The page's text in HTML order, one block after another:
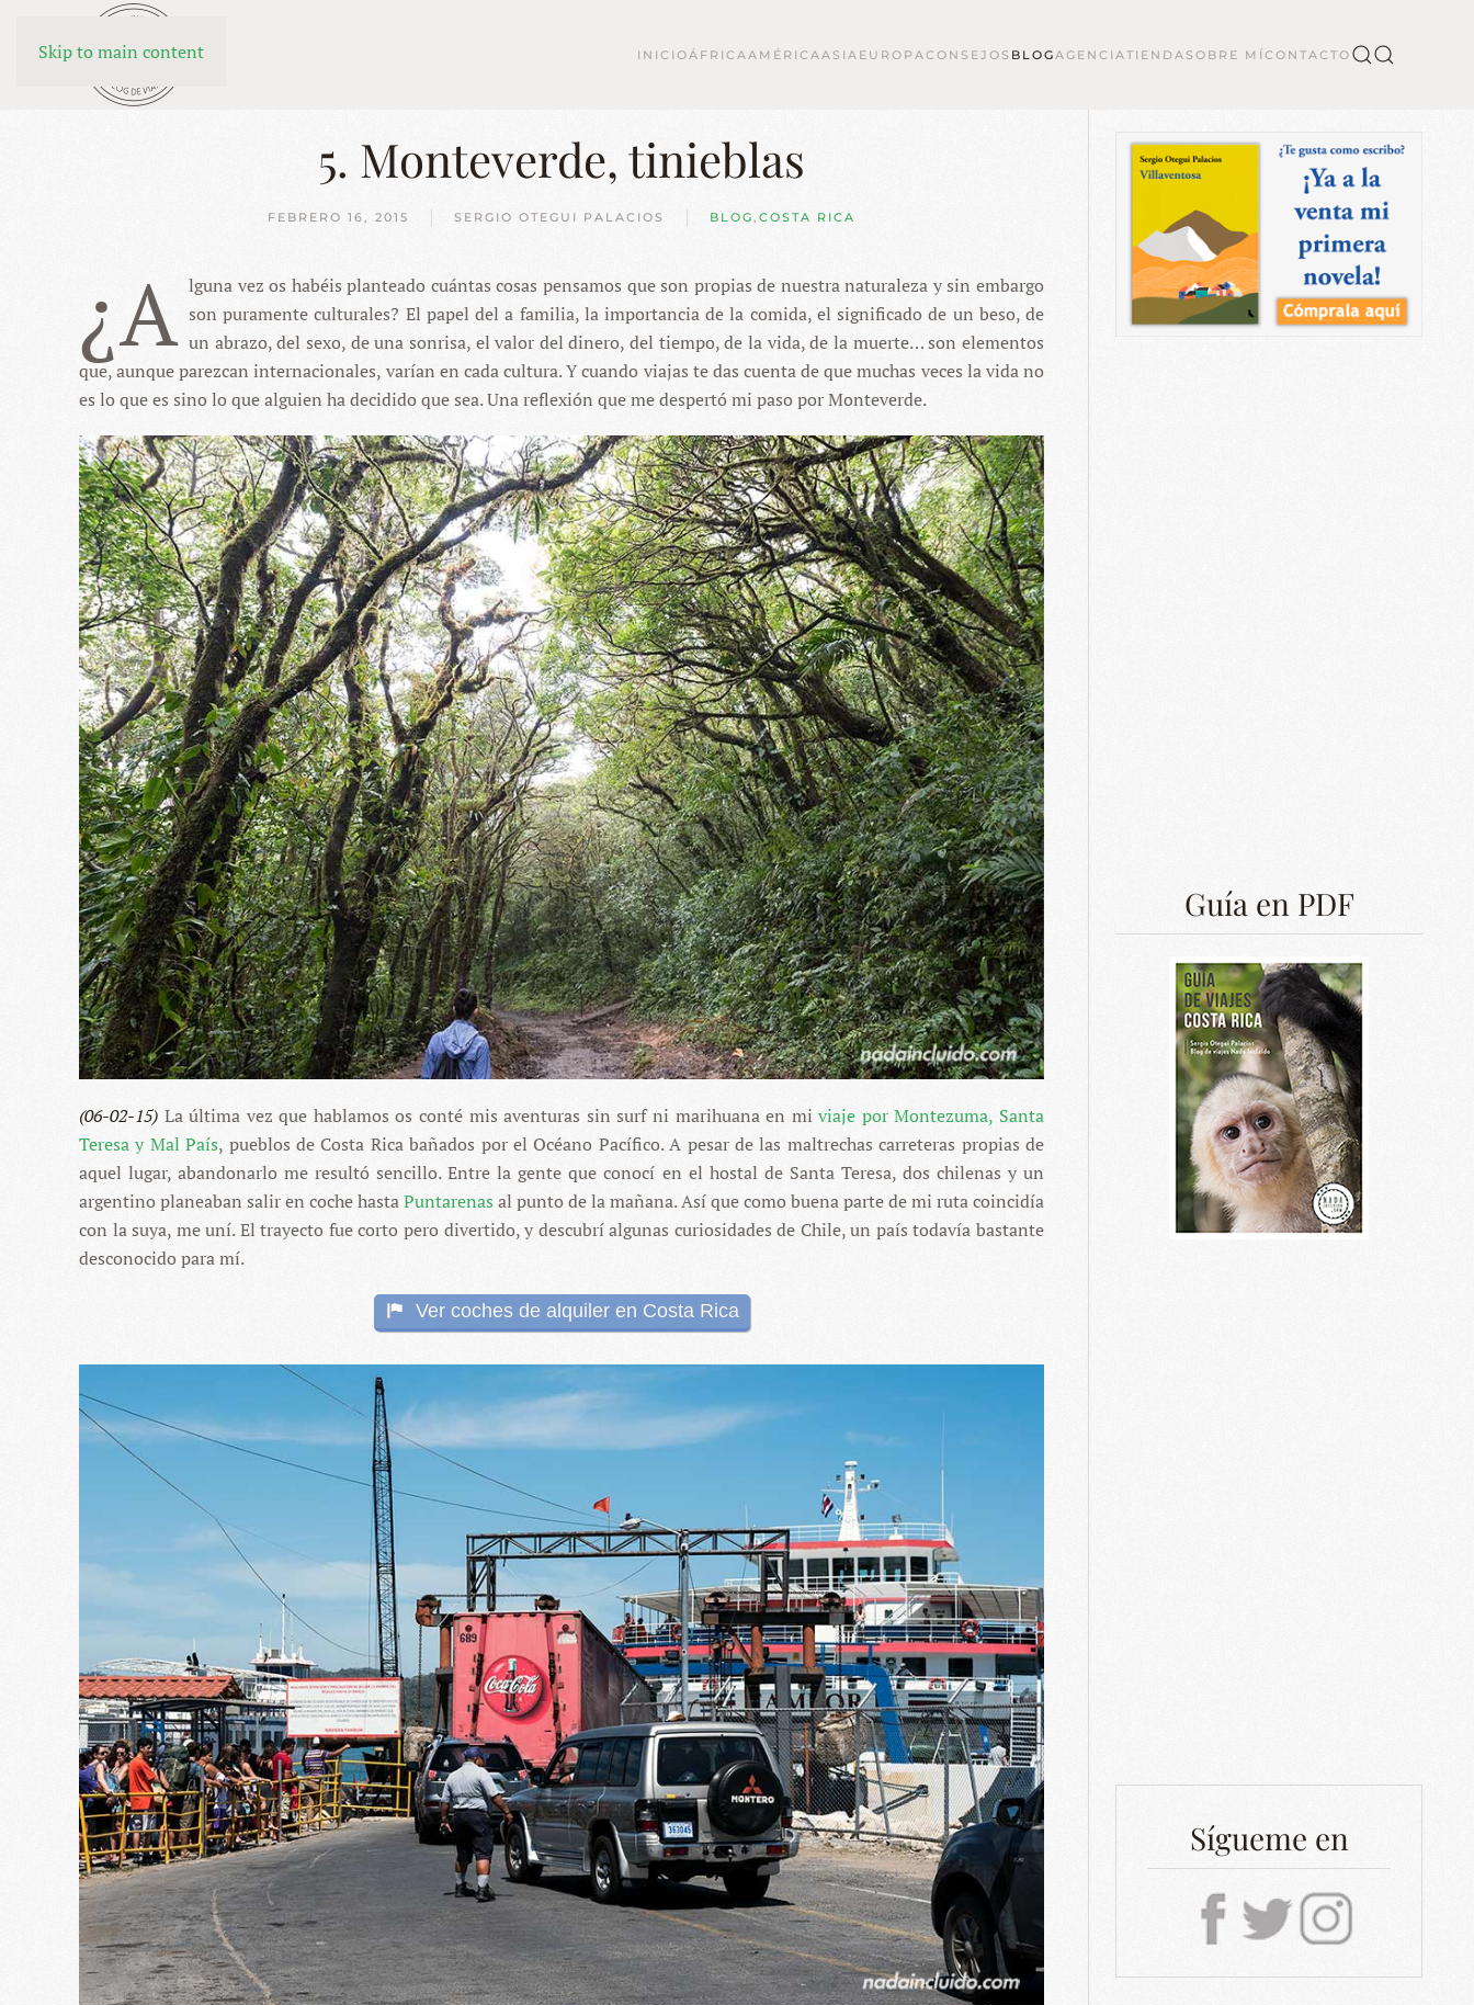
Skip to main content INICIOÁFRICAAMÉRICAASIA EUROPACONSEJOS BLOGAGENCIATIENDASOBRE MÍCONTACTO
5. Monteverde, tinieblas
FEBRERO 16, 2015 SERGIO OTEGUI PALACIOS BLOG, COSTA RICA
¿A lguna vez os habéis planteado cuántas cosas pensamos que son propias de nuestra naturaleza y sin embargo
son puramente culturales? El papel del a familia, la importancia de la comida, el significado de un beso, de
un abrazo, del sexo, de una sonrisa, el valor del dinero, del tiempo, de la vida, de la muerte… son elementos
que, aunque parezcan internacionales, varían en cada cultura. Y cuando viajas te das cuenta de que muchas veces la vida no
es lo que es sino lo que alguien ha decidido que sea. Una reflexión que me despertó mi paso por Monteverde.
(06-02-15) La última vez que hablamos os conté mis aventuras sin surf ni marihuana en miviaje por Montezuma, Santa
Teresa y Mal País, pueblos de Costa Rica bañados por el Océano Pacífico. A pesar de las maltrechas carreteras propias de
aquel lugar, abandonarlo me resultó sencillo. Entre la gente que conocí en el hostal de Santa Teresa, dos chilenas y un
argentino planeaban salir en coche hastaPuntarenasal punto de la mañana. Así que como buena parte de mi ruta coincidía
con la suya, me uní. El trayecto fue corto pero divertido, y descubrí algunas curiosidades de Chile, un país todavía bastante
desconocido para mí.
Ver coches de alquiler en Costa Rica
Guía en PDF
Sígueme en